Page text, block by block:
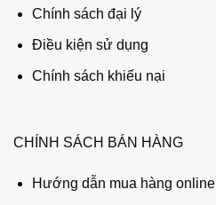
Chính sách đại lý
Điều kiện sử dụng
Chính sách khiếu nại
CHÍNH SÁCH BÁN HÀNG
Hướng dẫn mua hàng online